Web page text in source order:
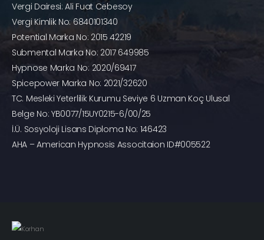
Vergi Dairesi: Ali Fuat Cebesoy
Vergi Kimlik No: 6840101340
Potential Marka No: 2015 42219
Submental Marka No: 2017 649985
Hypnose Marka No: 2020/69417
Spicepower Marka No: 2021/32620
TC. Mesleki Yeterlilik Kurumu Seviye 6 Uzman Koç Ulusal
Belge No: YB0077/15UY0215-6/00/25
İ.Ü. Sosyoloji Lisans Diploma No: 146423
AHA – American Hypnosis Associtaion ID#005522